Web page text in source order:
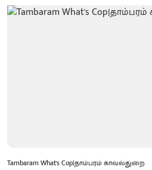
Tambaram What's Cop|தாம்பரம் காவல்துறை